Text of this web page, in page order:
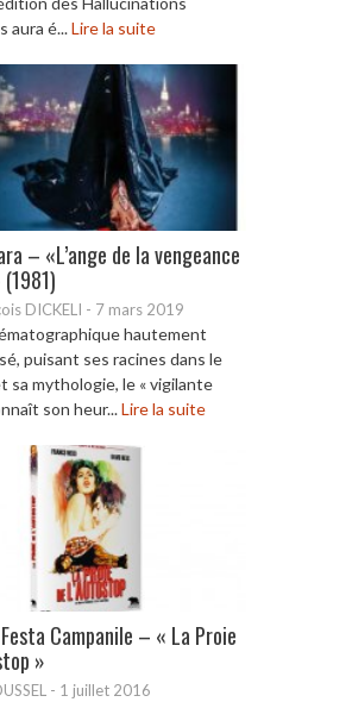
aura é...Lire la suite
– «L’ange de la vengeance
DICKELI - 7 mars 2019
hautement
puisant ses racines dans le
sa mythologie, le « vigilante
son heur...Lire la suite
Campanile – « La Proie
»
- 1 juillet 2016